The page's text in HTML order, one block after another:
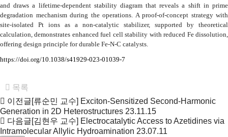
and draws a lifetime-dependent stability diagram that reveals a shift in prime
degradation mechanism during the operations. A proof-of-concept strategy with
site-isolated Pt ions as a non-catalytic stabilizer, supported by theoretical
calculation, demonstrates enhanced fuel cell stability with reduced Fe dissolution,
offering design principle for durable Fe-N-C catalysts.
https://doi.org/10.1038/s41929-023-01039-7
목록
이전글[류순민 교수] Exciton-Sensitized Second-Harmonic
Generation in 2D Heterostructures 23.11.15
다음글[김현우 교수] Electrocatalytic Access to Azetidines via
Intramolecular Allylic Hydroamination 23.07.11